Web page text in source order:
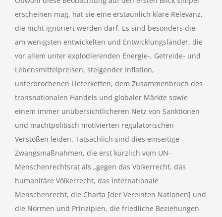
erscheinen mag, hat sie eine erstaunlich klare Relevanz,
die nicht ignoriert werden darf. Es sind besonders die
am wenigsten entwickelten und Entwicklungsländer, die
vor allem unter explodierenden Energie-, Getreide- und
Lebensmittelpreisen, steigender Inflation,
unterbrochenen Lieferketten, dem Zusammenbruch des
transnationalen Handels und globaler Märkte sowie
einem immer unübersichtlicheren Netz von Sanktionen
und machtpolitisch motivierten regulatorischen
Verstößen leiden. Tatsächlich sind dies einseitige
Zwangsmaßnahmen, die erst kürzlich vom UN-
Menschenrechtsrat als „gegen das Völkerrecht, das
humanitäre Völkerrecht, das internationale
Menschenrecht, die Charta [der Vereinten Nationen] und
die Normen und Prinzipien, die friedliche Beziehungen